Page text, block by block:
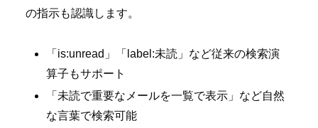
の指示も認識します。
「is:unread」「label:未読」など従来の検索演
算子もサポート
「未読で重要なメールを一覧で表示」など自然
な言葉で検索可能